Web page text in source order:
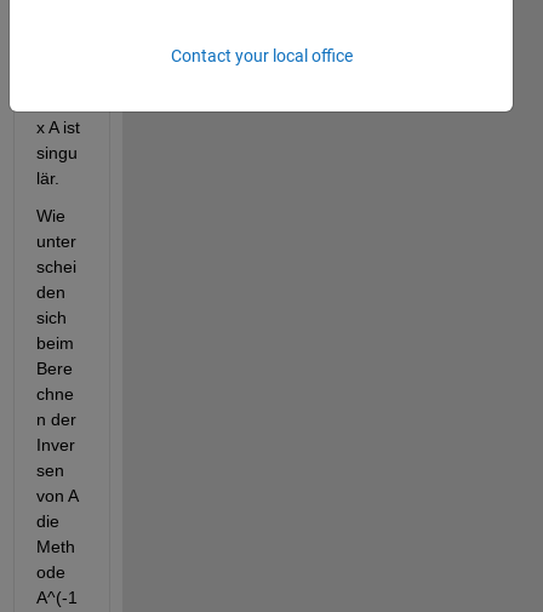
x A ist
singu
lär.
Wie
unter
schei
den
sich
beim
Bere
chne
n der
Inver
sen
von A
die
Meth
ode
A^(-1
Contact your local office